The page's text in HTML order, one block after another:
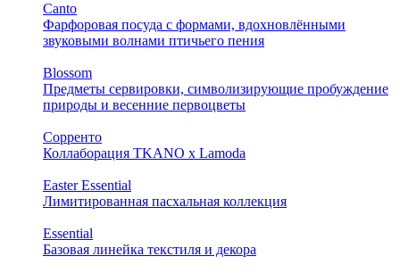
Canto
Фарфоровая посуда с формами, вдохновлёнными
звуковыми волнами птичьего пения
Blossom
Предметы сервировки, символизирующие пробуждение
природы и весенние первоцветы
Сорренто
Коллаборация TKANO х Lamoda
Easter Essential
Лимитированная пасхальная коллекция
Essential
Базовая линейка текстиля и декора